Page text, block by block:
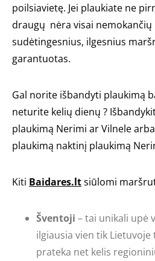
poilsiavietę. Jei plaukiate ne
draugų nėra visai nemokančių
sudėtingesnius, ilgesnius
garantuotas.
Gal norite išbandyti plaukimą
neturite kelių dienų ?
plaukimą Nerimi ar Vilnele
plaukimą naktinį plaukimą
Kiti Baidares.ltsiūlomi
Šventoji – tai unikali upė
ilgiausia vien tik Lietuvoje
prateka net kelis